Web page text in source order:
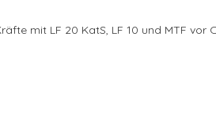
mit LF 20 KatS, LF 10 und MTF vor